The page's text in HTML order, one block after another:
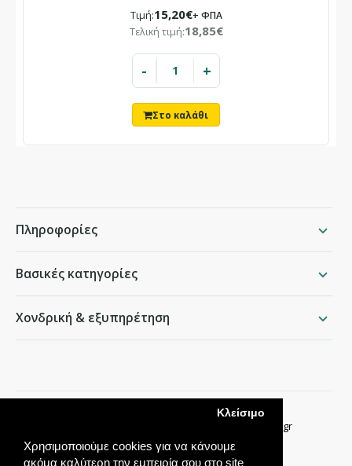
Χρησιμοποιούμε cookies για να κάνουμε
ακόμα καλύτερη την εμπειρία σου στο site
Κλείσιμο
Τιμή:15,20€+ ΦΠΑ
Τελική τιμή:18,85€
- +
Πληροφορίες
Βασικές κατηγορίες
Χονδρική & εξυπηρέτηση
info@packing.gr